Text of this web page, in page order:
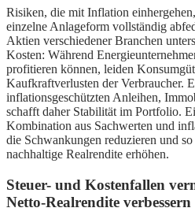
Risiken, die mit Inflation
einzelne Anlageform vollständig
Aktien verschiedener Branchen
Kosten: Während
profitieren können, leiden
Kaufkraftverlusten der Verbraucher.
inflationsgeschützten Anleihen,
schafft daher Stabilität im Portfolio.
Kombination aus Sachwerten und
die Schwankungen reduzieren und
nachhaltige Realrendite erhöhen.
Steuer- und Kostenfallen
Netto-Realrendite verbessern